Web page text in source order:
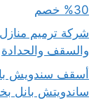
30% خصم
شركة ترميم
والسقف والحدادة
أسقف سندويش
ساندويتش بانل